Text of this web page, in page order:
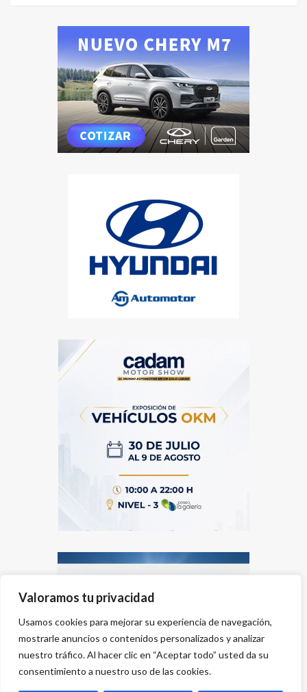
Valoramos tu privacidad
Usamos cookies para mejorar su experiencia de navegación,
mostrarle anuncios o contenidos personalizados y analizar
nuestro tráfico. Al hacer clic en “Aceptar todo” usted da su
consentimiento a nuestro uso de las cookies.